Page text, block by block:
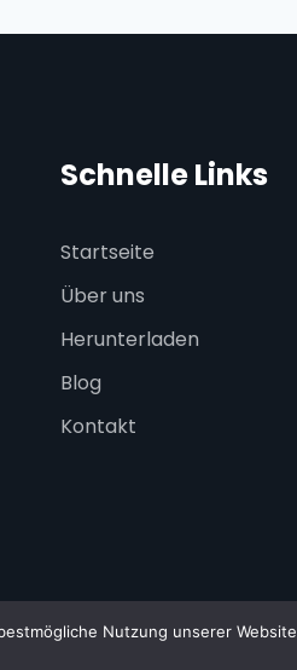
Schnelle Links
Startseite
Über uns
Herunterladen
Blog
Kontakt
© 2026
Nutzung unserer